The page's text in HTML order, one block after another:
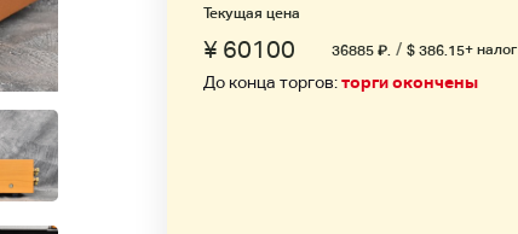
Текущая цена
¥ 60100 36885 ₽. / $ 386.15+ налог
До конца торгов:торги окончены